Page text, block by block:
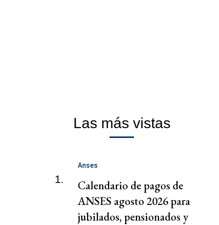
Las más vistas
1.
Anses
Calendario de pagos de
ANSES agosto 2026 para
jubilados, pensionados y